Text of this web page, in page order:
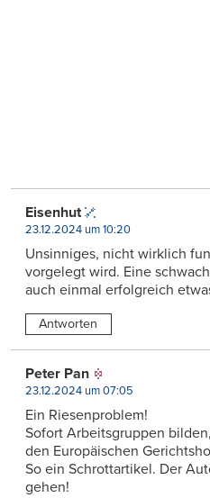
Eisenhut
23.12.2024 um 10:20
Unsinniges, nicht wirklich
vorgelegt wird. Eine
auch einmal erfolgreich
Antworten
Peter Pan
23.12.2024 um 07:05
Ein Riesenproblem!
Sofort Arbeitsgruppen
den Europäischen
So ein Schrottartikel. Der
gehen!